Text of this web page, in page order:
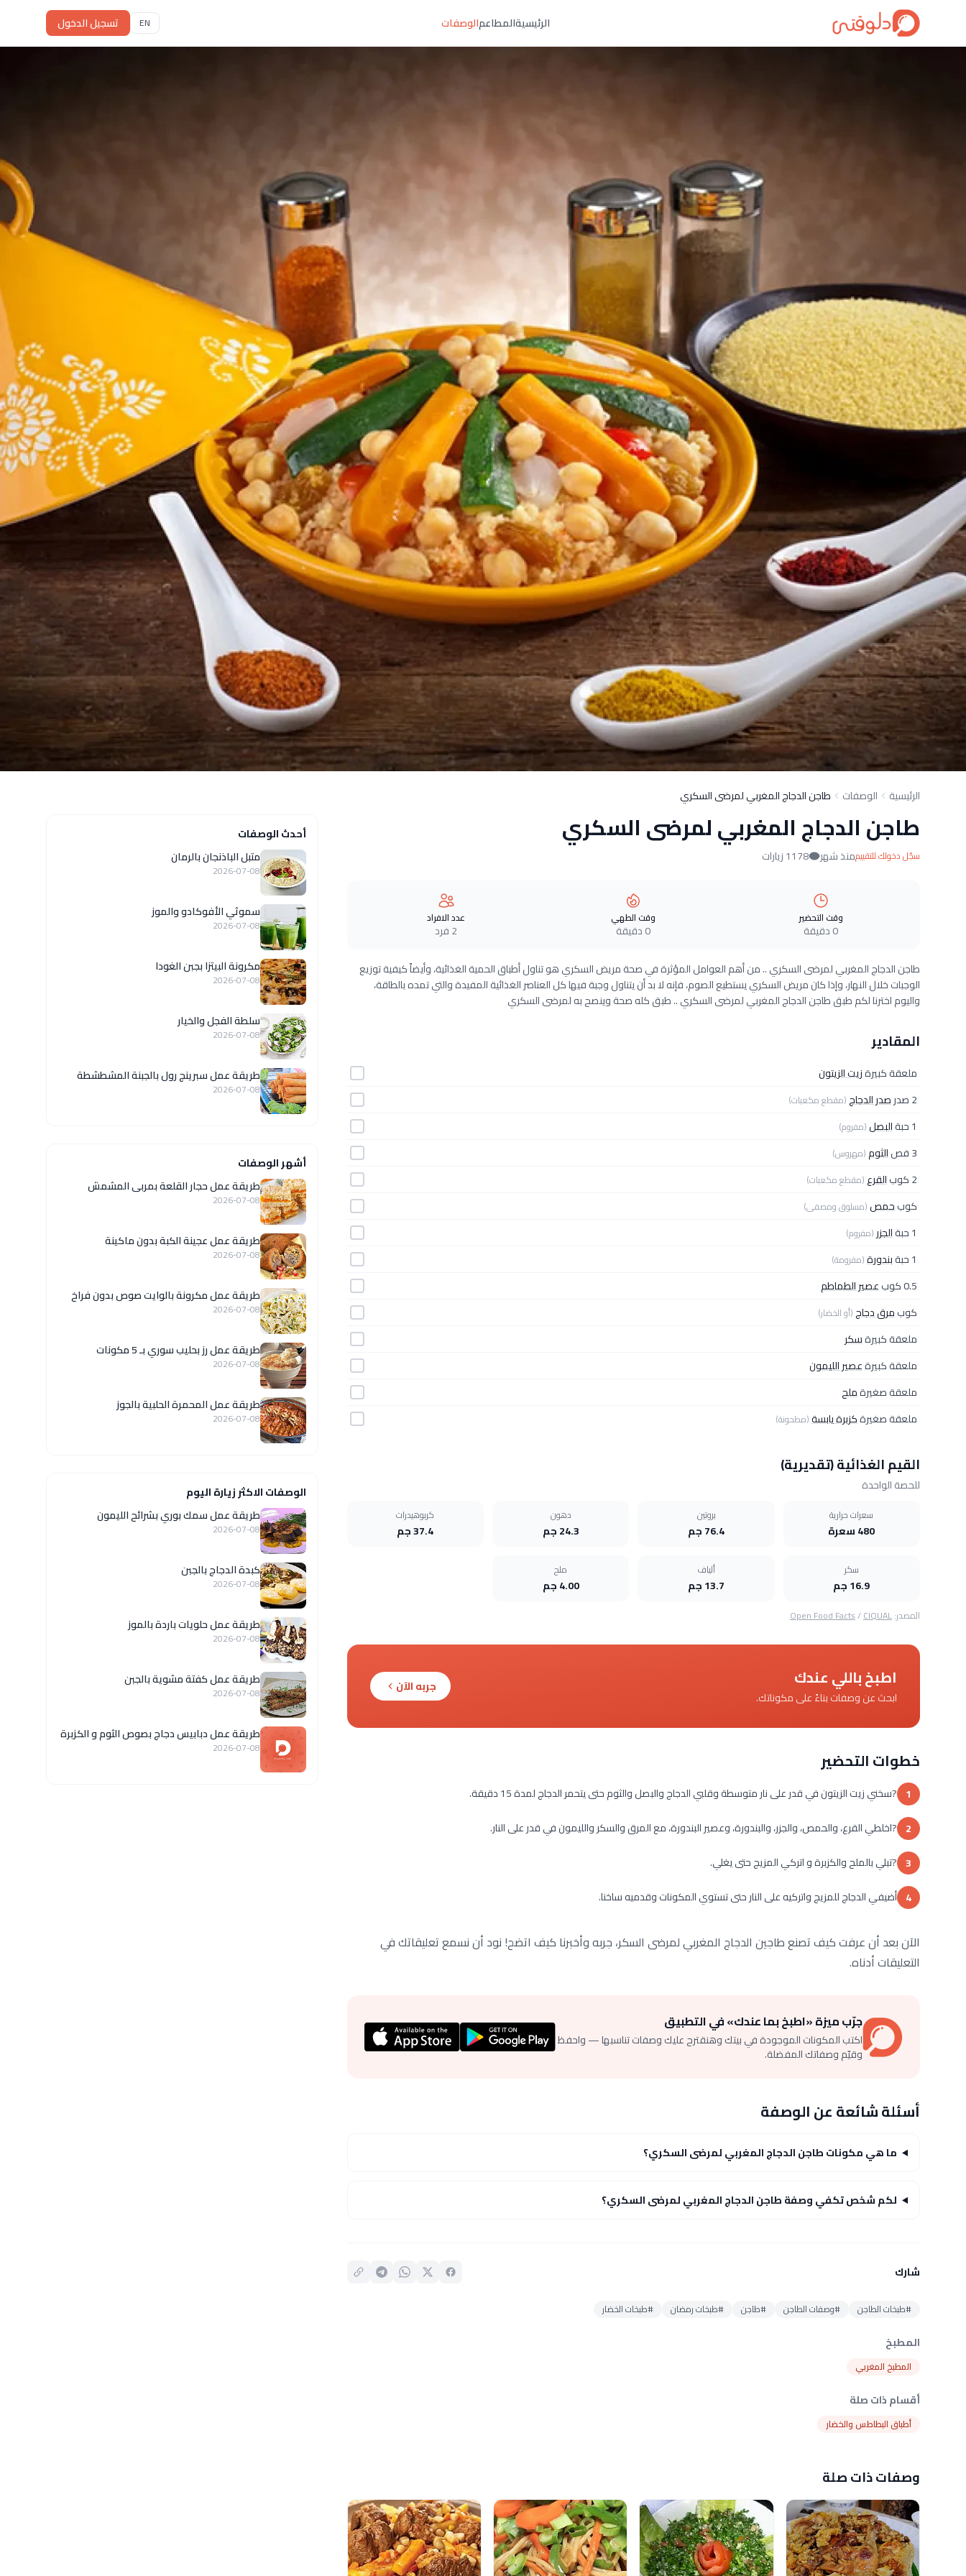
الرئيسيةالمطاعمالوصفات EN تسجيل الدخول
الرئيسية الوصفات طاجن الدجاج المغربي لمرضى السكري
طاجن الدجاج المغربي لمرضى السكري
سجّل دخولك للتقييممنذ شهر 1178 زيارات
وقت التحضير
0 دقيقة
وقت الطهي
0 دقيقة
عدد الافراد
2 فرد
طاجن الدجاج المغربي لمرضى السكري .. من أهم العوامل المؤثرة في صحة مريض السكري هو تناول أطباق الحمية الغذائية، وأيضاً كيفية توزيع
الوجبات خلال النهار، وإذا كان مريض السكري يستطيع الصوم، فإنه لا بد أن يتناول وجبة فيها كل العناصر الغذائية المفيدة والتي تمده بالطاقة،
واليوم اخترنا لكم طبق طاجن الدجاج المغربي لمرضى السكري .. طبق كله صحة وينصح به لمرضى السكري
المقادير
ملعقة كبيرةزيت الزيتون
2 صدر
صدر الدجاج(مقطع مكعبات)
1 حبة البصل(مفروم)
3 فص الثوم(مهروس)
2 كوب القرع(مقطع مكعبات)
كوبحمص(مسلوق ومصفى)
1 حبة الجزر (مفروم)
1 حبة بندورة(مفرومة)
0.5 كوب
عصير الطماطم
كوبمرق دجاج(أو الخضار)
ملعقة كبيرةسكر
ملعقة كبيرةعصير الليمون
ملعقة صغيرةملح
ملعقة صغيرةكزبرة يابسة(مطحونة)
القيم الغذائية (تقديرية)
للحصة الواحدة
سعرات حرارية
480 سعرة
بروتين
76.4 جم
دهون
24.3 جم
كربوهيدرات
37.4 جم
سكر
16.9 جم
ألياف
13.7 جم
ملح
4.00 جم
المصدر: Open Food Facts/CIQUAL
اطبخ باللي عندك
ابحث عن وصفات بناءً على مكوناتك.
جربه الآن
خطوات التحضير
1 ?سخني زيت الزيتون في قدر على نار متوسطة وقلبي الدجاج والبصل والثوم حتى يتحمر الدجاج لمدة 15 دقيقة.
2 ?اخلطي القرع، والحمص، والجزر، والبندورة، وعصير البندورة، مع المرق والسكر والليمون في قدر على النار.
3 ?تبلي بالملح والكزبرة و اتركي المزيج حتى يغلي.
4 أضيفي الدجاج للمزيج واتركيه على النار حتى تستوي المكونات وقدميه ساخنا.
الآن بعد أن عرفت كيف تصنع طاجين الدجاج المغربي لمرضى السكر، جربه وأخبرنا كيف اتضح! نود أن نسمع تعليقاتك في
التعليقات أدناه.
جرّب ميزة «اطبخ بما عندك» في التطبيق
اكتب المكونات الموجودة في بيتك وهنقترح عليك وصفات تناسبها — واحفظ
وقيّم وصفاتك المفضلة.
أسئلة شائعة عن الوصفة
ما هي مكونات طاجن الدجاج المغربي لمرضى السكري؟
لكم شخص تكفي وصفة طاجن الدجاج المغربي لمرضى السكري؟
شارك
#طبخات الطاجن #وصفات الطاجن #طاجن #طبخات رمضان #طبخات الخضار
المطبخ
المطبخ المغربي
أقسام ذات صلة
أطباق البطاطس والخضار
وصفات ذات صلة
أحدث الوصفات
متبل الباذنجان بالرمان
2026-07-08
سموثي الأفوكادو والموز
2026-07-08
مكرونة البيتزا بجبن الغودا
2026-07-08
سلطة الفجل والخيار
2026-07-08
طريقة عمل سبرينج رول بالجبنة المشطشطة
2026-07-08
أشهر الوصفات
طريقة عمل حجار القلعة بمربى المشمش
2026-07-08
طريقة عمل عجينة الكبة بدون ماكينة
2026-07-08
طريقة عمل مكرونة بالوايت صوص بدون فراخ
2026-07-08
طريقة عمل رز بحليب سوري بـ 5 مكونات
2026-07-08
طريقة عمل المحمرة الحلبية بالجوز
2026-07-08
الوصفات الاكثر زيارة اليوم
طريقة عمل سمك بوري بشرائح الليمون
2026-07-08
كبدة الدجاج بالجبن
2026-07-08
طريقة عمل حلويات باردة بالموز
2026-07-08
طريقة عمل كفتة مشوية بالجبن
2026-07-08
طريقة عمل دبابيس دجاج بصوص الثوم و الكزبرة
2026-07-08